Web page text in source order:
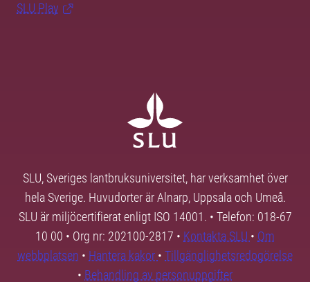
SLU Play
SLU, Sveriges lantbruksuniversitet, har verksamhet över
hela Sverige. Huvudorter är Alnarp, Uppsala och Umeå.
SLU är miljöcertifierat enligt ISO 14001. • Telefon: 018-67
10 00 • Org nr: 202100-2817 • Kontakta SLU • Om
webbplatsen • Hantera kakor • Tillgänglighetsredogörelse
• Behandling av personuppgifter